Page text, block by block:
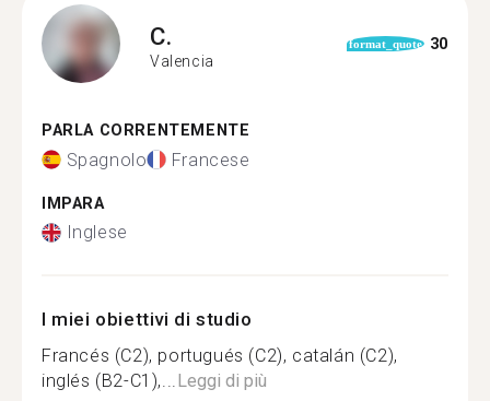
C.
Valencia
format_quote 30
PARLA CORRENTEMENTE
Spagnolo Francese
IMPARA
Inglese
I miei obiettivi di studio
Francés (C2), portugués (C2), catalán (C2),
inglés (B2-C1),...Leggi di più